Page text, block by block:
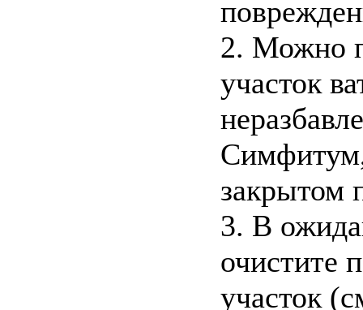
2. Можно
участок
закрытом
3. В
очистите
участок